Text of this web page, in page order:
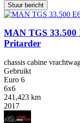
Stuur bericht
MAN TGS
Pritarder
chassis cabine
Gebruikt
Euro 6
6x6
241,423 km
2017